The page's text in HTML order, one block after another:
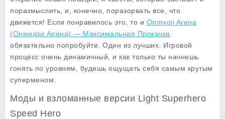
поразмыслить, и, конечно, поразорвать все, что
движется! Если понравилось это, то и Onmyoji Arena
(Онмедзи Арена) — Максимальная Прокачка
обязательно попробуйте. Один из лучших. Игровой
процесс очень динамичный, и как только ты начнешь
гонять по уровням, будешь ощущать себя самым крутым
суперменом.
Моды и взломанные версии Light Superhero
Speed Hero